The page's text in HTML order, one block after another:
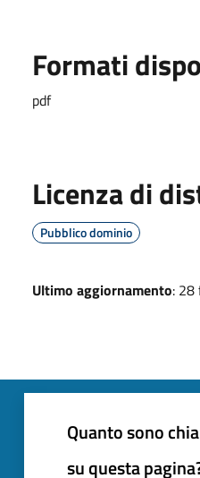
Formati
pdf
Licenza di
Pubblico dominio
Ultimo aggiornamento: 28
Quanto sono
su questa